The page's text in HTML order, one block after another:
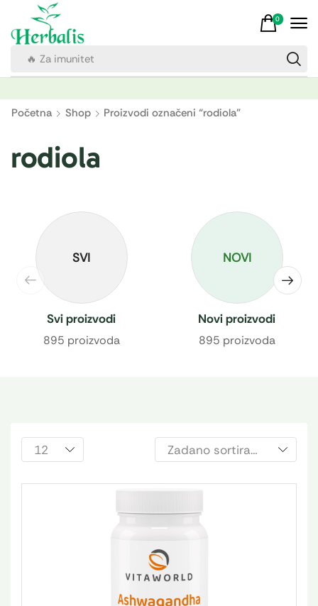
🔥 Za imunitet
0
Početna Shop Proizvodi označeni “rodiola”
rodiola
SVI
Svi proizvodi
895 proizvoda
NOVI
Novi proizvodi
895 proizvoda